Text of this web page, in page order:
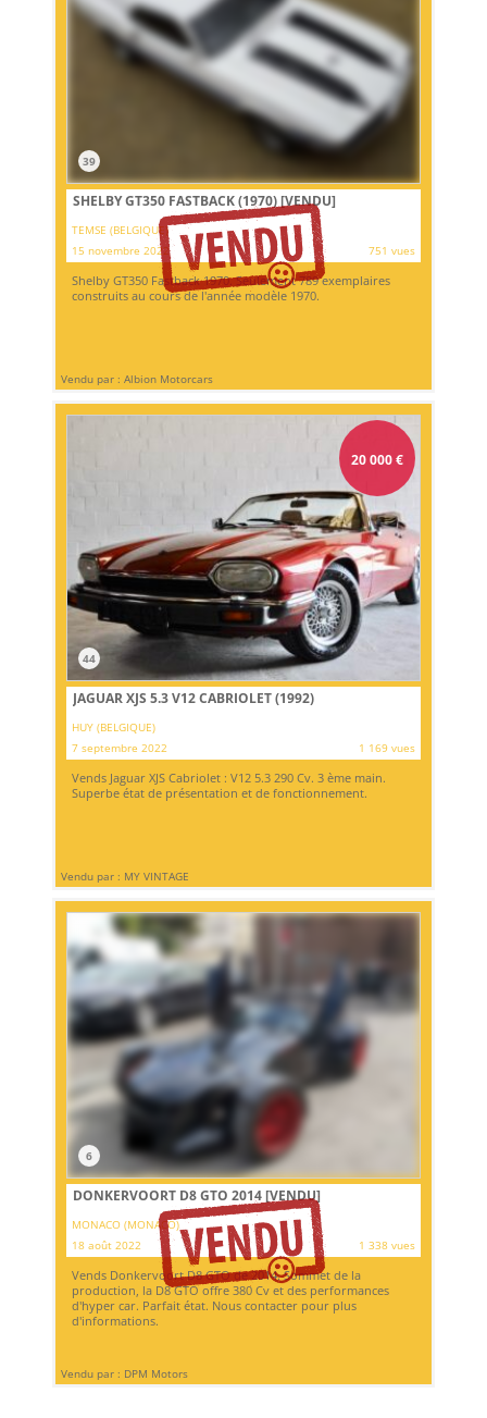
39
SHELBY GT350 FASTBACK (1970)[VENDU]
TEMSE (BELGIQUE)
15 novembre 2022
751 vues
Shelby GT350 Fastback 1970. Seulement 789 exemplaires
construits au cours de l'année modèle 1970.
Vendu par : Albion Motorcars
20 000€
44
JAGUAR XJS 5.3 V12 CABRIOLET (1992)
HUY (BELGIQUE)
7 septembre 2022
1 169 vues
Vends Jaguar XJS Cabriolet : V12 5.3 290 Cv. 3 ème main.
Superbe état de présentation et de fonctionnement.
Vendu par : MY VINTAGE
6
DONKERVOORT D8 GTO 2014[VENDU]
MONACO (MONACO)
18 août 2022
1 338 vues
Vends Donkervoort D8 GTO de 2014. Sommet de la
production, la D8 GTO offre 380 Cv et des performances
d'hyper car. Parfait état. Nous contacter pour plus
d'informations.
Vendu par : DPM Motors